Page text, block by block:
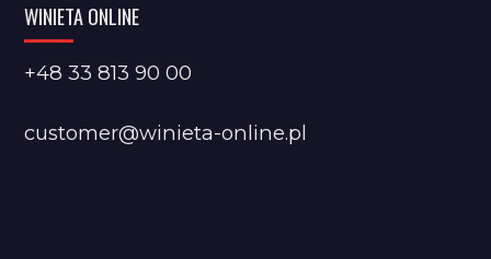
WINIETA ONLINE
+48 33 813 90 00
customer@winieta-online.pl